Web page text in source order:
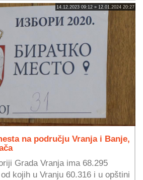
14.12.2023 09:12 » 12.01.2024 20:27
na području Vranja i Banje,
Grada Vranja ima 68.295
kojih u Vranju 60.316 i u opštini